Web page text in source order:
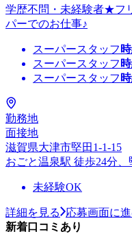
学歴不問・未経験者★フ
パーでのお仕事♪
スーパースタッフ
スーパースタッフ
スーパースタッフ
勤務地
面接地
滋賀県大津市堅田1-1-15
おごと温泉駅 徒歩24分、
未経験OK
詳細を見る
応募画面に
新着口コミあり